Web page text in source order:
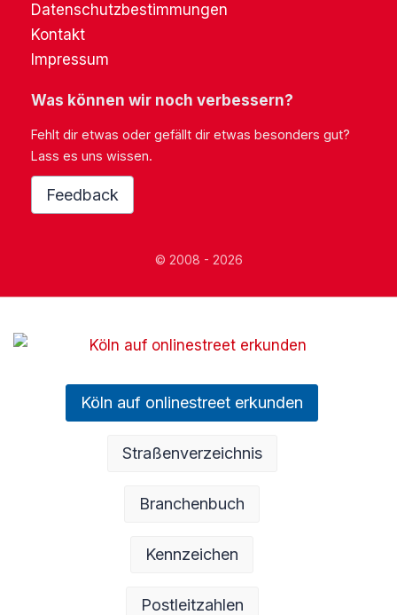
Datenschutzbestimmungen
Kontakt
Impressum
Was können wir noch verbessern?
Fehlt dir etwas oder gefällt dir etwas besonders gut?
Lass es uns wissen.
Feedback
© 2008 - 2026
Köln auf onlinestreet erkunden
Straßenverzeichnis
Branchenbuch
Kennzeichen
Postleitzahlen